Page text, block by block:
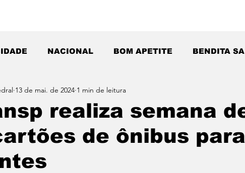
NACIONAL BOM APETITE BENDITA
realiza semana
de ônibus para
13 de mai. de 2024 1 min de leitura